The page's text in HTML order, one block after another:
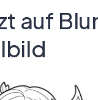
auf